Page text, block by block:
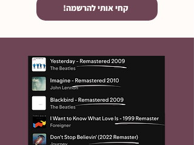
!קחי אותי להרשמה